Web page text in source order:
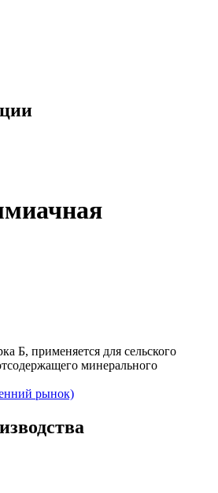
Б, применяется для сельского
минерального
рынок)